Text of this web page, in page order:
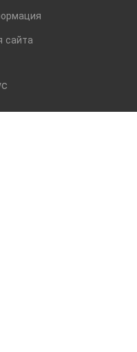
сайта